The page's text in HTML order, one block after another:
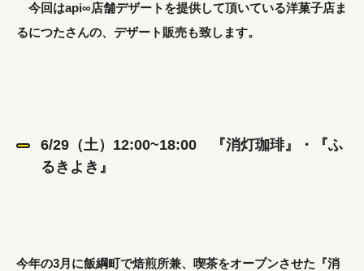
今回はapi∞店舗デザートを提供して頂いている洋菓子店ま
るにつたさんの、デザート販売も致します。
6/29（土）12:00~18:00 『消灯珈琲』・『ふ
るきよき』
今年の3月に飯綱町で焙煎所兼、喫茶をオープンさせた『消